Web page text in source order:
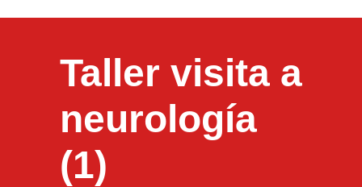
Taller visita a
neurología
(1)